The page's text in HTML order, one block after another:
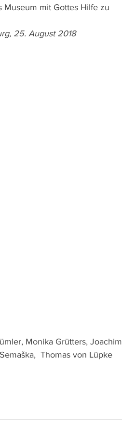
Museum mit Gottes Hilfe zu
25. August 2018
Monika Grütters, Joachim
Thomas von Lüpke